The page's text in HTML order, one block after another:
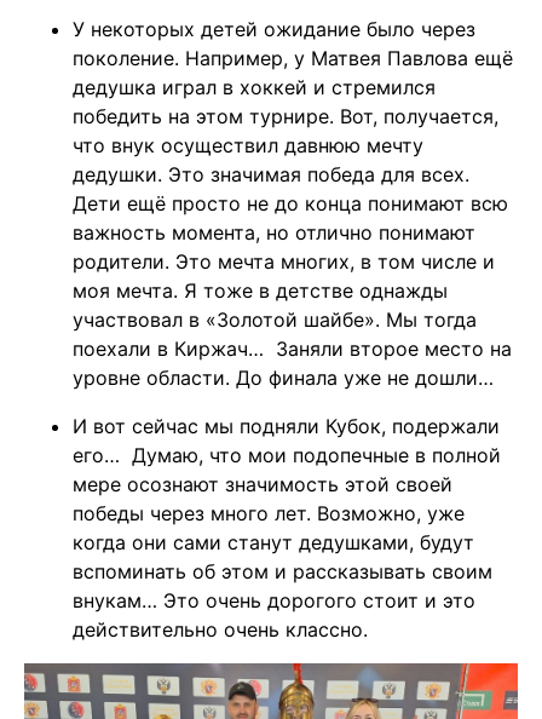
У некоторых детей ожидание было через
поколение. Например, у Матвея Павлова ещё
дедушка играл в хоккей и стремился
победить на этом турнире. Вот, получается,
что внук осуществил давнюю мечту
дедушки. Это значимая победа для всех.
Дети ещё просто не до конца понимают всю
важность момента, но отлично понимают
родители. Это мечта многих, в том числе и
моя мечта. Я тоже в детстве однажды
участвовал в «Золотой шайбе». Мы тогда
поехали в Киржач… Заняли второе место на
уровне области. До финала уже не дошли…
И вот сейчас мы подняли Кубок, подержали
его… Думаю, что мои подопечные в полной
мере осознают значимость этой своей
победы через много лет. Возможно, уже
когда они сами станут дедушками, будут
вспоминать об этом и рассказывать своим
внукам… Это очень дорогого стоит и это
действительно очень классно.